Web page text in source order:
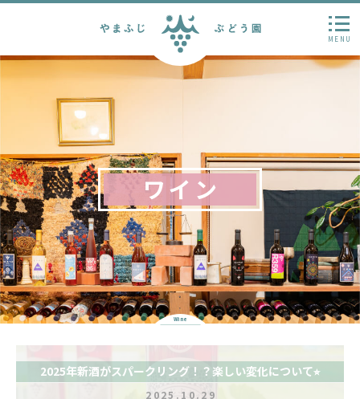
MENU
ワイン
Wine
2025年新酒がスパークリング！？楽しい変化について⭐︎
2025.10.29